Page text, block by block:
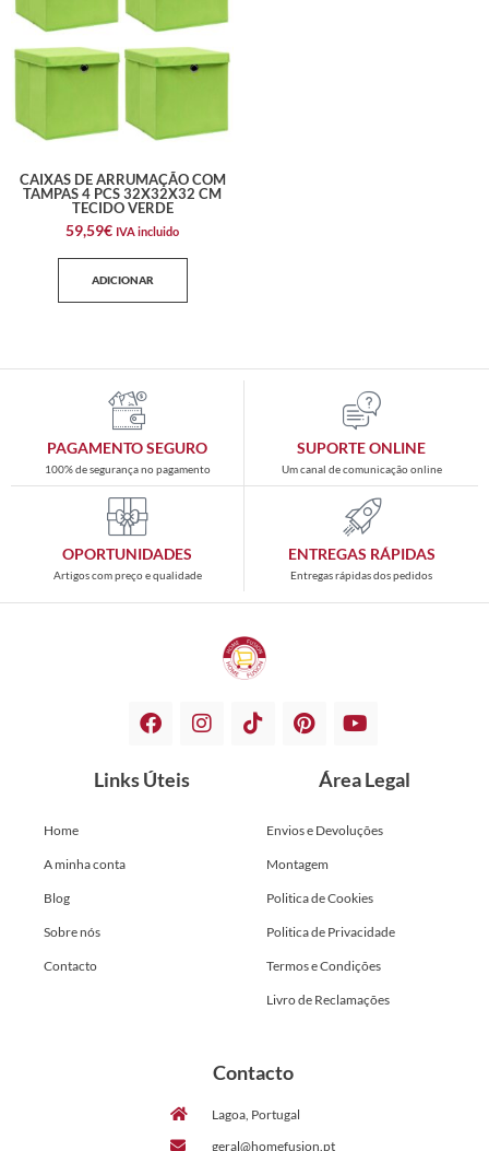
CAIXAS DE ARRUMAÇÃO COM
TAMPAS 4 PCS 32X32X32 CM
TECIDO VERDE
59,59€ IVA incluido
ADICIONAR
PAGAMENTO SEGURO
100% de segurança no pagamento
SUPORTE ONLINE
Um canal de comunicação online
OPORTUNIDADES
Artigos com preço e qualidade
ENTREGAS RÁPIDAS
Entregas rápidas dos pedidos
Links Úteis
Home
A minha conta
Blog
Sobre nós
Contacto
Área Legal
Envios e Devoluções
Montagem
Politica de Cookies
Politica de Privacidade
Termos e Condições
Livro de Reclamações
Contacto
Lagoa, Portugal
geral@homefusion.pt